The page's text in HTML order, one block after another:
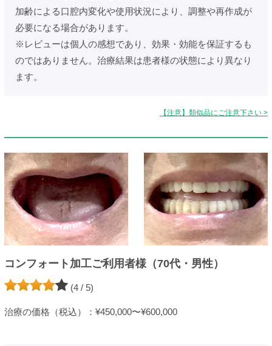
加齢による口腔内変化や使用状況により、調整や再作成が
必要になる場合があります。
※レビューは個人の感想であり、効果・効能を保証するも
のではありません。治療結果は患者様の状態により異なり
ます。
【注意】類似品にご注意下さい >
コンフォート加工ご利用者様（70代・男性）
(4 / 5)
治療の価格（税込）：¥450,000〜¥600,000